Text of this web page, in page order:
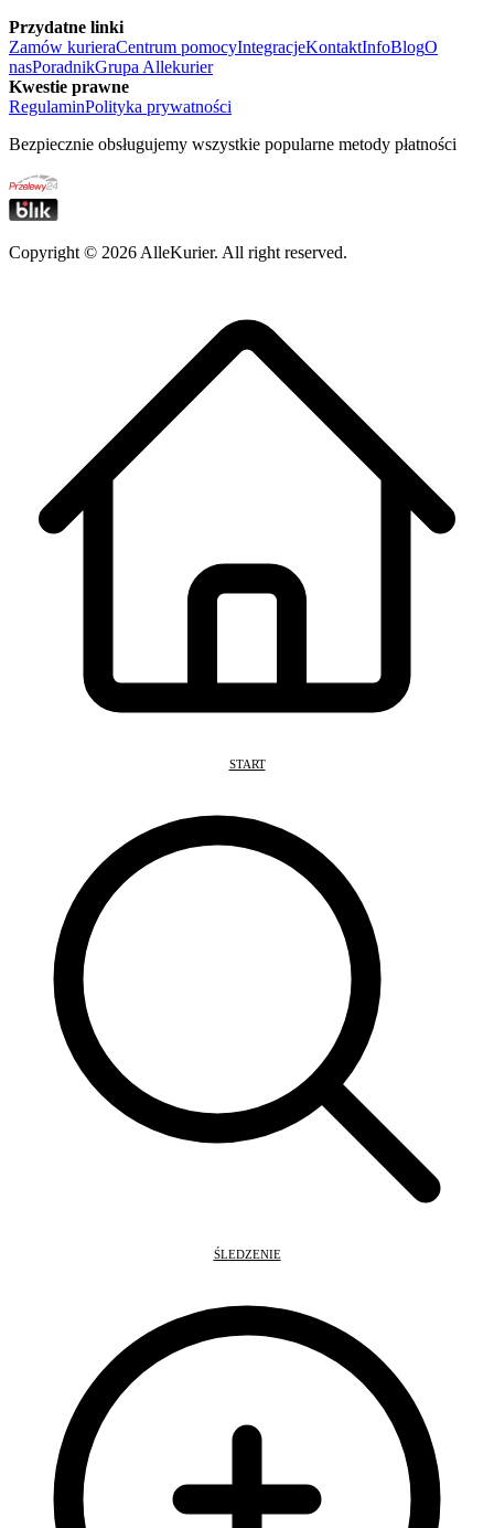
Przydatne linki
Zamów kurieraCentrum pomocyIntegracjeKontaktInfoBlogO
nasPoradnikGrupa Allekurier
Kwestie prawne
RegulaminPolityka prywatności
Bezpiecznie obsługujemy wszystkie popularne metody płatności
Copyright © 2026 AlleKurier. All right reserved.
START
ŚLEDZENIE